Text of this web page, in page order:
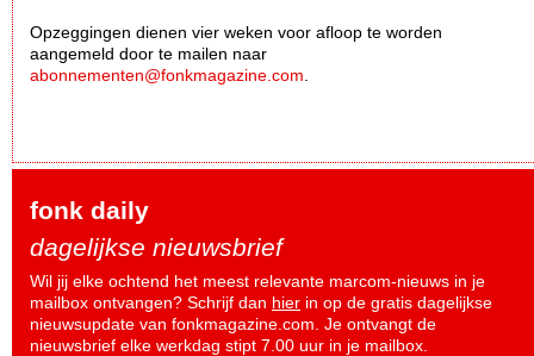
Opzeggingen dienen vier weken voor afloop te worden
aangemeld door te mailen naar
abonnementen@fonkmagazine.com
fonk daily
dagelijkse nieuwsbrief
Wil jij elke ochtend het meest relevante marcom-nieuws in je
mailbox ontvangen? Schrijf dan hier in op de gratis dagelijkse
nieuwsupdate van fonkmagazine.com. Je ontvangt de
nieuwsbrief elke werkdag stipt 7.00 uur in je mailbox.